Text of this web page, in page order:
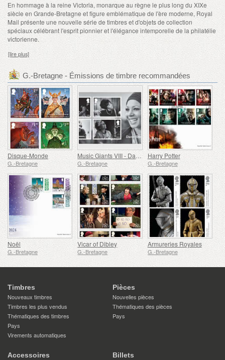
En hommage à la reine Victoria, monarque au règne le plus long du XIXe
siècle en Grande-Bretagne et figure emblématique de l'ère moderne, Royal
Mail présente une nouvelle série de timbres et d'objets de collection
spéciaux célébrant l'esprit pionnier et l'élégance intemporelle de la philatélie
victorienne.
[lire plus]
G.-Bretagne - Émissions de timbre recommandées
Disque-Monde
G.-Bretagne
Music Giants VIII - Dame Shirley Bassey
G.-Bretagne
Harry Potter
G.-Bretagne
Noël
G.-Bretagne
Vicar of Dibley
G.-Bretagne
Armureries Royales
G.-Bretagne
Timbres
Nouveaux timbres
Timbres les plus vendus
Thématiques des timbres
Pays
Virements automatiques
Pièces
Nouvelles pièces
Thématiques des pièces
Pays
Accessoires
Billets